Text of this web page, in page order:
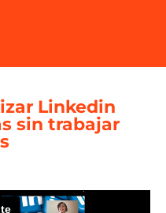
Linkedin
sin trabajar